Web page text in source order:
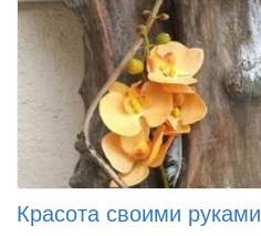
Красота своими руками